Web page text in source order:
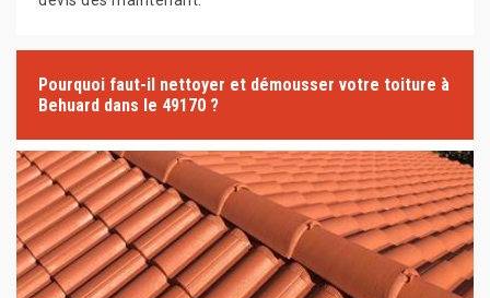
Pourquoi faut-il nettoyer et démousser votre toiture à
Behuard dans le 49170 ?